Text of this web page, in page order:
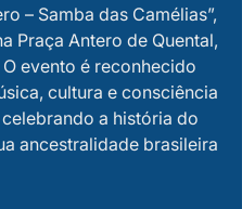
– Samba das Camélias”,
Praça Antero de Quental,
evento é reconhecido
cultura e consciência
a história do
ancestralidade brasileira